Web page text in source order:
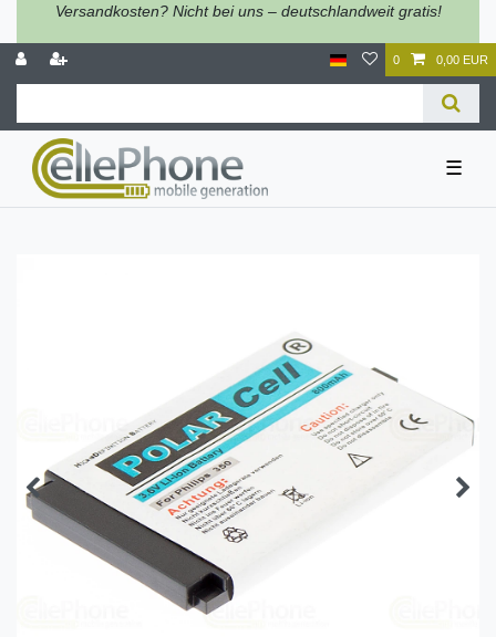
Versandkosten? Nicht bei uns – deutschlandweit gratis!
0 0,00 EUR
☰